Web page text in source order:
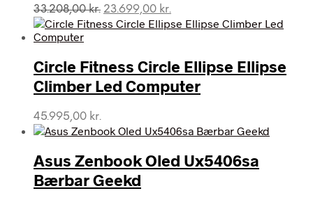
33.208,00kr. Den
oprindelige
33.208,00 kr..
23.699,00 kr.
aktuelle
23.699,00 kr..
Circle Fitness Circle Ellipse Ellipse
Climber Led Computer
45.995,00 kr.
Asus Zenbook Oled Ux5406sa
Bærbar Geekd